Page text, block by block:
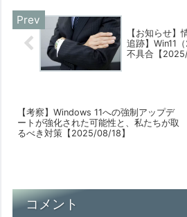
【お知らせ】
追跡】Win11
不具合【
【考察】Windows 11への強制アップデ
ートが強化された可能性と、私たちが取
るべき対策【2025/08/18】
コメント